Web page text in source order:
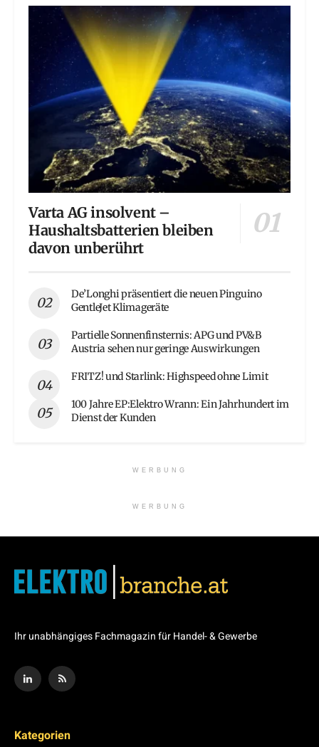
Varta AG insolvent –
Haushaltsbatterien bleiben
davon unberührt
De’Longhi präsentiert die neuen Pinguino
GentleJet Klimageräte
Partielle Sonnenfinsternis: APG und PV&B
Austria sehen nur geringe Auswirkungen
FRITZ! und Starlink: Highspeed ohne Limit
100 Jahre EP:Elektro Wrann: Ein Jahrhundert im
Dienst der Kunden
WERBUNG
WERBUNG
Ihr unabhängiges Fachmagazin für Handel- & Gewerbe
Kategorien